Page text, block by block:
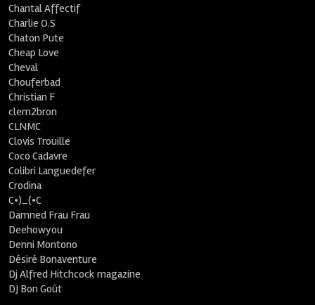
Chantal Affectif
Charlie O.S
Chaton Pute
Cheap Love
Cheval
Chouferbad
Christian F
clem2bron
CLNMC
Clovis Trouille
Coco Cadavre
Colibri Languedefer
Crodina
C•)_(•C
Damned Frau Frau
Deehowyou
Denni Montono
Désiré Bonaventure
Dj Alfred Hitchcock magazine
DJ Bon Goût